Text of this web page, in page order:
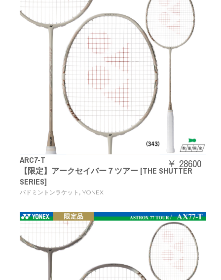
ARC7-T
【限定】アークセイバー７ツアー [THE SHUTTER
SERIES]
バドミントンラケット , YONEX
￥ 28600